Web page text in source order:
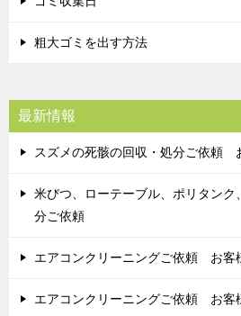
粗大ゴミを出す方法
最新情報
スズメの死骸の回収・処分ご依頼
米びつ、ローテーブル、ポリタン
分ご依頼
エアコンクリーニングご依頼 お客
エアコンクリーニングご依頼 お客